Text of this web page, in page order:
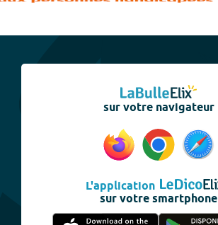
sur votre navigateur
L'application
sur votre smartphone